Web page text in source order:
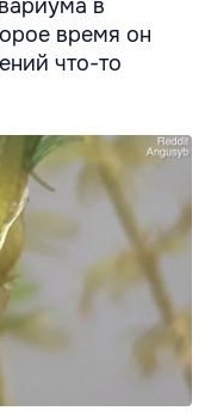
в
время он
что-то